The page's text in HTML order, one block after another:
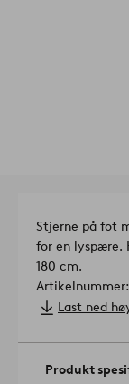
Stjerne på fot
for en lyspære.
180 cm.
Last ned
Produkt